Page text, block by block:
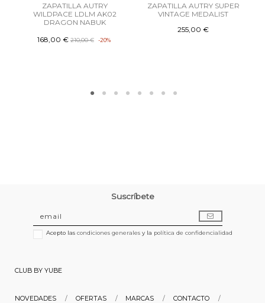
ZAPATILLA AUTRY
WILDPACE LDLM AK02
DRAGON NABUK
168,00 € 210,00 € -20%
ZAPATILLA AUTRY SUPER
VINTAGE MEDALIST
255,00 €
Suscríbete
Acepto las condiciones generalesy la política de confidencialidad
CLUB BY YUBE
NOVEDADES OFERTAS MARCAS CONTACTO